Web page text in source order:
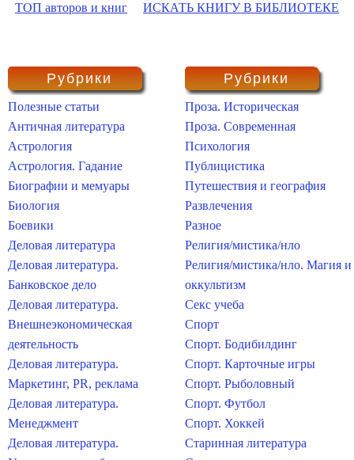
ТОП авторов и книг ИСКАТЬ КНИГУ В БИБЛИОТЕКЕ
Рубрики
Полезные статьи
Античная литература
Астрология
Астрология. Гадание
Биографии и мемуары
Биология
Боевики
Деловая литература
Деловая литература.
Банковское дело
Деловая литература.
Внешнеэкономическая
деятельность
Деловая литература.
Маркетинг, PR, реклама
Деловая литература.
Менеджмент
Деловая литература.
Рубрики
Проза. Историческая
Проза. Современная
Психология
Публицистика
Путешествия и география
Развлечения
Разное
Религия/мистика/нло
Религия/мистика/нло. Магия и
оккультизм
Секс учеба
Спорт
Спорт. Бодибилдинг
Спорт. Карточные игры
Спорт. Рыболовный
Спорт. Футбол
Спорт. Хоккей
Старинная литература